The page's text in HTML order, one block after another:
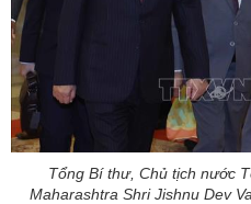
Tổng Bí thư, Chủ tịch nước
Maharashtra Shri Jishnu Dev